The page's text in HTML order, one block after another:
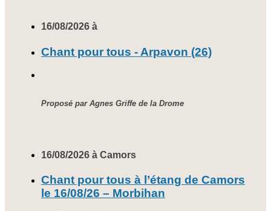
16/08/2026 à
Chant pour tous - Arpavon (26)
Proposé par Agnes Griffe de la Drome
16/08/2026 à Camors
Chant pour tous à l’étang de Camors
le 16/08/26 – Morbihan